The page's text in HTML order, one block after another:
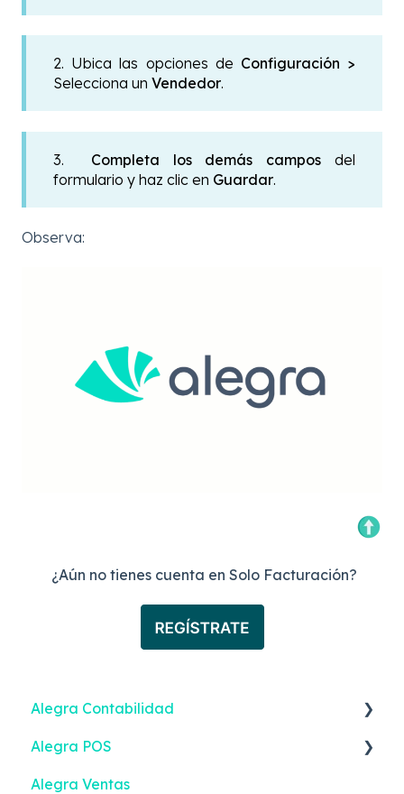
2. Ubica las opciones de Configuración >
Selecciona un Vendedor.
3. Completa los demás campos del
formulario y haz clic en Guardar.
Observa:
¿Aún no tienes cuenta en Solo Facturación?
Alegra Contabilidad
Ingresos
Gastos
Alegra POS
Vender
Alegra Ventas